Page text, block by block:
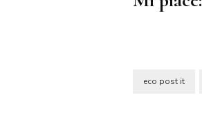
eco post it